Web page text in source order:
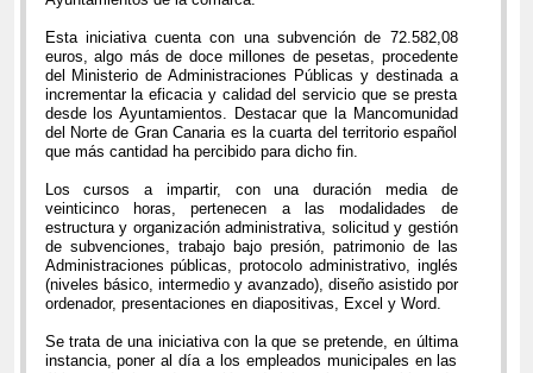
Esta iniciativa cuenta con una subvención de 72.582,08
euros, algo más de doce millones de pesetas, procedente
del Ministerio de Administraciones Públicas y destinada a
incrementar la eficacia y calidad del servicio que se presta
desde los Ayuntamientos. Destacar que la Mancomunidad
del Norte de Gran Canaria es la cuarta del territorio español
que más cantidad ha percibido para dicho fin.
Los cursos a impartir, con una duración media de
veinticinco horas, pertenecen a las modalidades de
estructura y organización administrativa, solicitud y gestión
de subvenciones, trabajo bajo presión, patrimonio de las
Administraciones públicas, protocolo administrativo, inglés
(niveles básico, intermedio y avanzado), diseño asistido por
ordenador, presentaciones en diapositivas, Excel y Word.
Se trata de una iniciativa con la que se pretende, en última
instancia, poner al día a los empleados municipales en las